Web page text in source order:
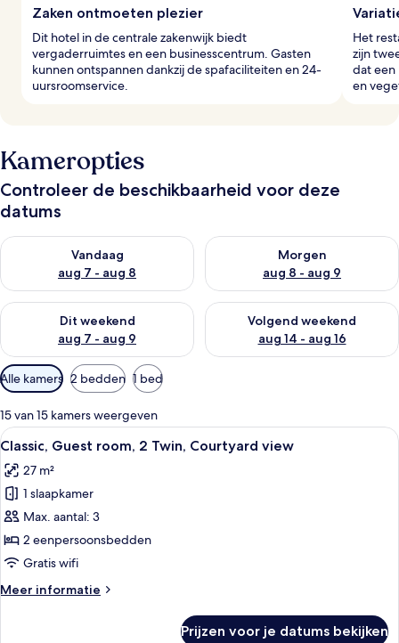
Zaken ontmoeten plezier
Dit hotel in de centrale zakenwijk biedt
vergaderruimtes en een businesscentrum. Gasten
kunnen ontspannen dankzij de spafaciliteiten en 24-
uursroomservice.
Het
zijn
dat een
en
Kameropties
Controleer de beschikbaarheid voor deze
datums
Vandaag
aug 7 - aug 8
De beschikbaarheid controleren voor vanavond aug 7 - aug 8
Morgen
aug 8 - aug 9
De beschikbaarheid
Dit weekend
aug 7 - aug 9
De beschikbaarheid controleren voor dit weekend aug 7 -
Volgend weekend
aug 14 - aug 16
De beschikbaarheid
Beschikbare
filters
voor
kamers
Alle kamers 2 bedden 1 bed
15 van 15 kamers weergeven
Alle
foto's
voor
Classic,
Guest
room,
2
Courtyard
Hotelkamer met twee bedden, een
4
Classic, Guest room, 2 Twin, Courtyard view
27 m²
1 slaapkamer
Max. aantal: 3
2 eenpersoonsbedden
Gratis wifi
Meer informatie
Meer
Prijzen voor je datums bekijken